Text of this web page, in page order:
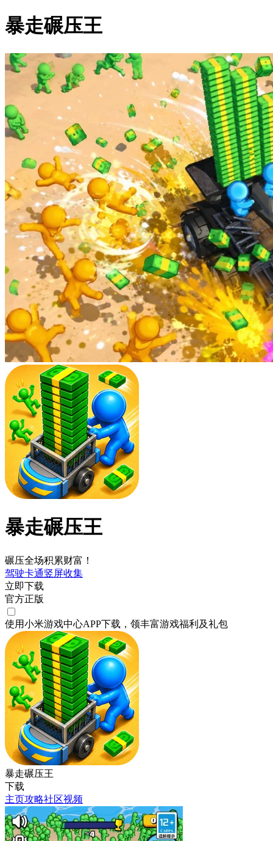
暴走碾压王
暴走碾压王
碾压全场积累财富！
驾驶卡通竖屏收集
立即下载
官方正版
使用小米游戏中心APP下载 ，领丰富游戏福利 及礼包
暴走碾压王
下载
主页攻略社区视频